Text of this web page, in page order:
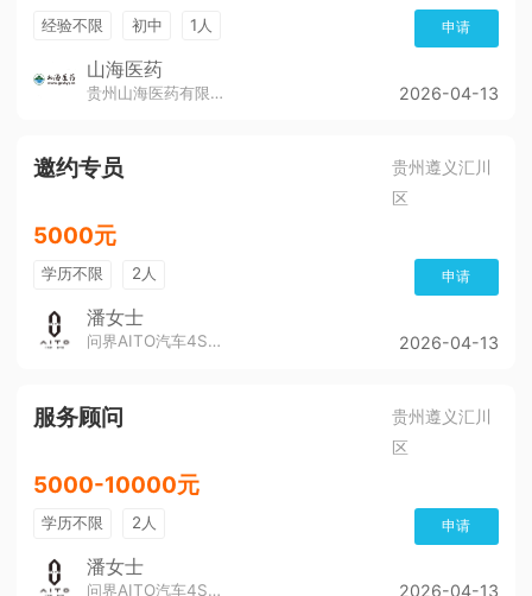
经验不限 初中 1人 申请
山海医药
贵州山海医药有限公司 2026-04-13
邀约专员
贵州遵义汇川
区
5000元
学历不限 2人 申请
潘女士
问界AITO汽车4S店（董公寺汽博城） 2026-04-13
服务顾问
贵州遵义汇川
区
5000-10000元
学历不限 2人 申请
潘女士
问界AITO汽车4S店（董公寺汽博城） 2026-04-13